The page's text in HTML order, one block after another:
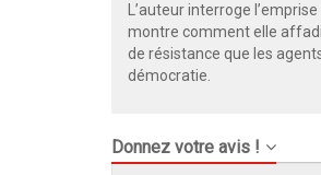
L’auteur interroge
montre comment elle
de résistance que les
démocratie.
Donnez votre avis !